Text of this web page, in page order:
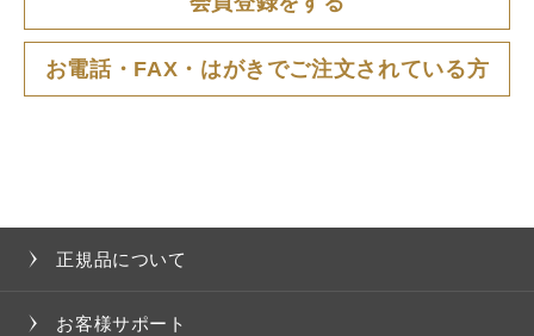
お電話・FAX・はがきでご注文されている方
正規品について
お客様サポート